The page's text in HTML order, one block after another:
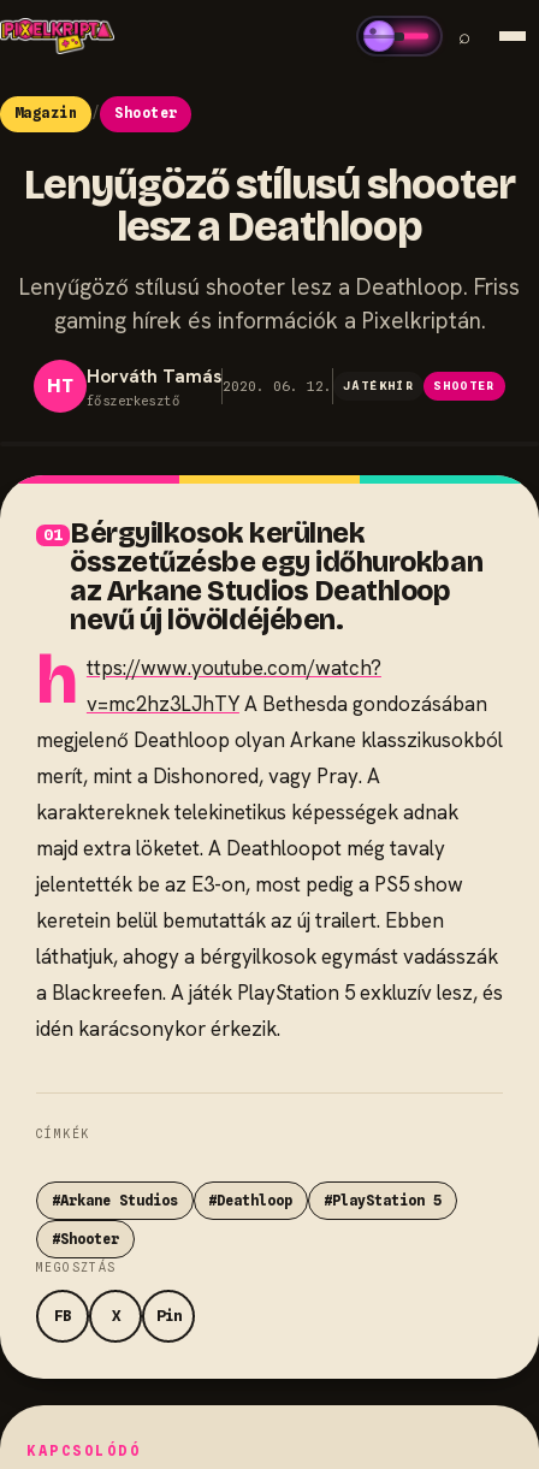
⌕
Magazin / Shooter
Lenyűgöző stílusú shooter
lesz a Deathloop
Lenyűgöző stílusú shooter lesz a Deathloop. Friss
gaming hírek és információk a Pixelkriptán.
HT Horváth Tamás
főszerkesztő
2020. 06. 12. JÁTÉKHÍR SHOOTER
Bérgyilkosok kerülnek
összetűzésbe egy időhurokban
az Arkane Studios Deathloop
nevű új lövöldéjében.
h ttps://www.youtube.com/watch?
v=mc2hz3LJhTYA Bethesda gondozásában
megjelenő Deathloop olyan Arkane klasszikusokból
merít, mint a Dishonored, vagy Pray. A
karaktereknek telekinetikus képességek adnak
majd extra löketet. A Deathloopot még tavaly
jelentették be az E3-on, most pedig a PS5 show
keretein belül bemutatták az új trailert. Ebben
láthatjuk, ahogy a bérgyilkosok egymást vadásszák
a Blackreefen. A játék PlayStation 5 exkluzív lesz, és
idén karácsonykor érkezik.
CÍMKÉK
#Arkane Studios #Deathloop #PlayStation 5
#Shooter
MEGOSZTÁS
FB X Pin
KAPCSOLÓDÓ